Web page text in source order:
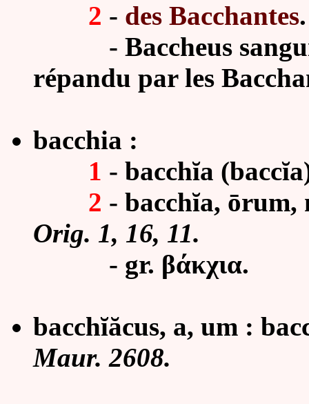
2 - des Bacchantes.
- Baccheus
répandu par les
bacchia :
1 - bacchĭa
2 - bacchĭa, ōrum,
Orig. 1, 16, 11.
- gr. βάκχια.
bacchĭăcus, a, um :
Maur. 2608.